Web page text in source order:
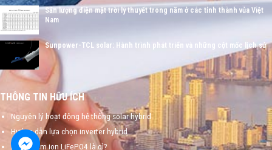
Sản lượng điện mặt trời lý thuyết trong năm ở các tỉnh thành vủa Việt
Nam
Sunpower-TCL solar: Hành trình phát triển và những cột mốc lịch sử
THÔNG TIN HỮU ÍCH
Nguyên lý hoạt động hệ thống solar hybrid
Hướng dẫn lựa chọn inverter hybrid
Pin lithium ion LiFePO4 là gì?